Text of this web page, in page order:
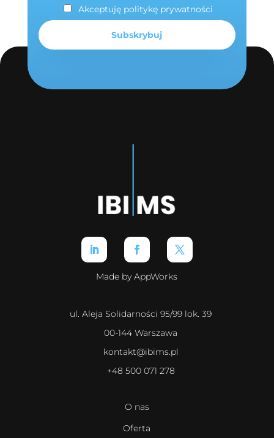
Akceptuję politykę prywatności
Made by AppWorks
ul. Aleja Solidarności 95/99 lok. 39
00-144 Warszawa
kontakt@ibims.pl
+48 500 071 278
O nas
Oferta